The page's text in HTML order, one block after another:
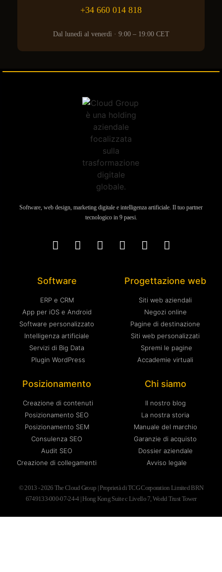
+34 660 014 818
Dal lunedì al venerdì · 9:00 – 19:00 CET
Software, web design, marketing digitale e intelligenza artificiale. Il tuo partner
tecnologico in 9 paesi.
Software
ERP e CRM
App per iOS e Android
Software personalizzato
Intelligenza artificiale
Servizi di Big Data
Plugin WordPress
Progettazione web
Siti web aziendali
Negozi online
Pagine di destinazione
Siti web personalizzati
Spremi le pagine
Accademie virtuali
Posizionamento
Creazione di contenuti
Posizionamento SEO
Posizionamento SEM
Consulenza SEO
Audit SEO
Creazione di collegamenti
Chi siamo
Il nostro blog
La nostra storia
Manuale del marchio
Garanzie di acquisto
Dossier aziendale
Avviso legale
© 2013 - 2026 The Cloud Group | Proprietà di TCG Corporation Limited BRN
6749133-000-07-24-4 | Hong Kong Suite c Livello 7, World Trust Tower